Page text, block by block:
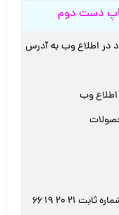
دست دوم
در اطلاع وب به آدرس
وب
۷۶۱ ۷۳ ۷۳ ۰۹۱۲ و یا ۸۰۴ ۱۱ ۱۰ ۰۹۱۲ و یا با شماره ثابت ۲۱ ۲۰ ۱۹ ۶۶